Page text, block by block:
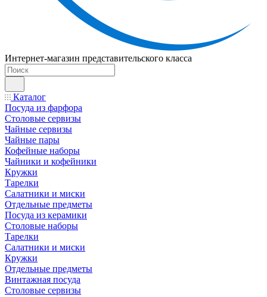
Интернет-магазин представительского класса
Каталог
Посуда из фарфора
Столовые сервизы
Чайные сервизы
Чайные пары
Кофейные наборы
Чайники и кофейники
Кружки
Тарелки
Салатники и миски
Отдельные предметы
Посуда из керамики
Столовые наборы
Тарелки
Салатники и миски
Кружки
Отдельные предметы
Винтажная посуда
Столовые сервизы